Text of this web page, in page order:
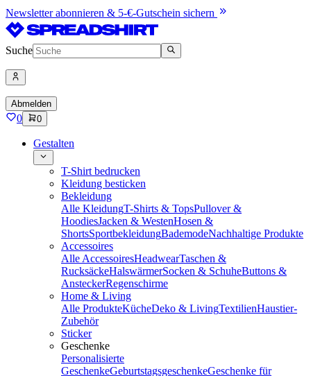
Newsletter abonnieren & 5-€-Gutschein sichern
Suche
Abmelden
0 0
Gestalten
T-Shirt bedrucken
Kleidung besticken
Bekleidung
Alle KleidungT-Shirts & TopsPullover &
HoodiesJacken & WestenHosen &
ShortsSportbekleidungBademodeNachhaltige Produkte
Accessoires
Alle AccessoiresHeadwearTaschen &
RucksäckeHalswärmerSocken & SchuheButtons &
AnsteckerRegenschirme
Home & Living
Alle ProdukteKücheDeko & LivingTextilienHaustier-
Zubehör
Sticker
Geschenke
Personalisierte
GeschenkeGeburtstagsgeschenkeGeschenke für